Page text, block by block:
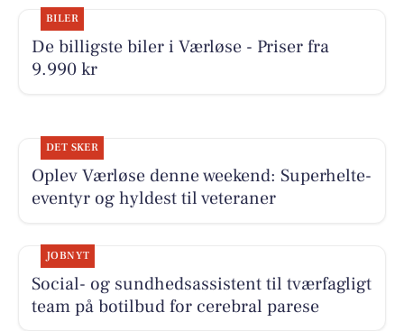
BILER
De billigste biler i Værløse - Priser fra
9.990 kr
DET SKER
Oplev Værløse denne weekend: Superhelte-
eventyr og hyldest til veteraner
JOBNYT
Social- og sundhedsassistent til tværfagligt
team på botilbud for cerebral parese